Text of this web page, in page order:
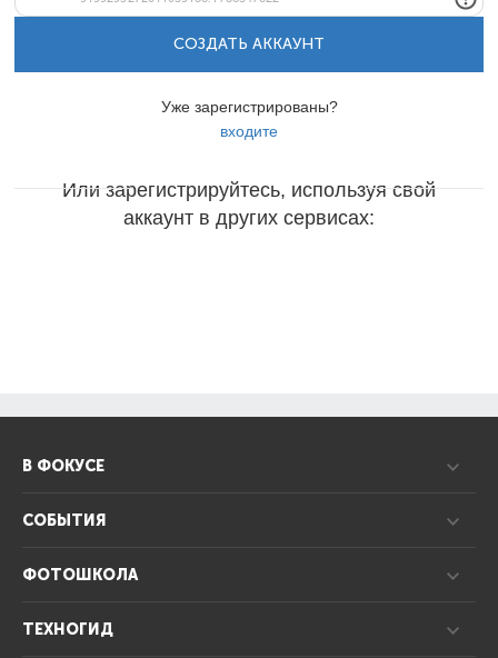
СОЗДАТЬ АККАУНТ
Уже зарегистрированы?
входите
Или зарегистрируйтесь, используя свой
аккаунт в других сервисах:
В ФОКУСЕ
СОБЫТИЯ
ФОТОШКОЛА
ТЕХНОГИД